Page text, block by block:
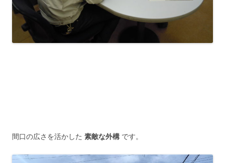
間口の広さを活かした 素敵な外構 です。